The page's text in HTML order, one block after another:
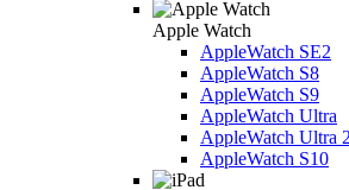
Apple Watch
AppleWatch SE2
AppleWatch S8
AppleWatch S9
AppleWatch Ultra
AppleWatch Ultra 2
AppleWatch S10